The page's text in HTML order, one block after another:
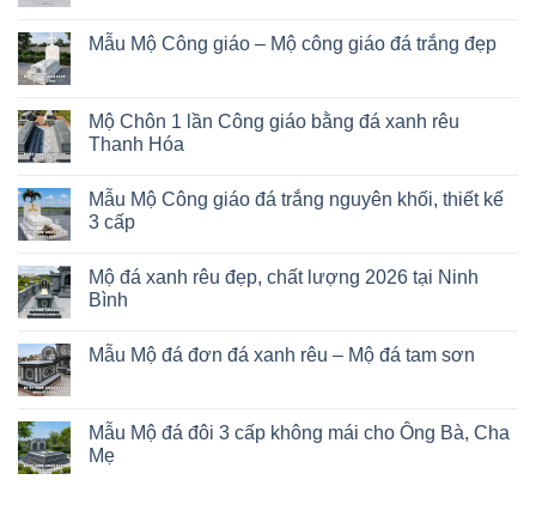
Mẫu Mộ Công giáo – Mộ công giáo đá trắng đẹp
Mộ Chôn 1 lần Công giáo bằng đá xanh rêu
Thanh Hóa
Mẫu Mộ Công giáo đá trắng nguyên khối, thiết kế
3 cấp
Mộ đá xanh rêu đẹp, chất lượng 2026 tại Ninh
Bình
Mẫu Mộ đá đơn đá xanh rêu – Mộ đá tam sơn
Mẫu Mộ đá đôi 3 cấp không mái cho Ông Bà, Cha
Mẹ